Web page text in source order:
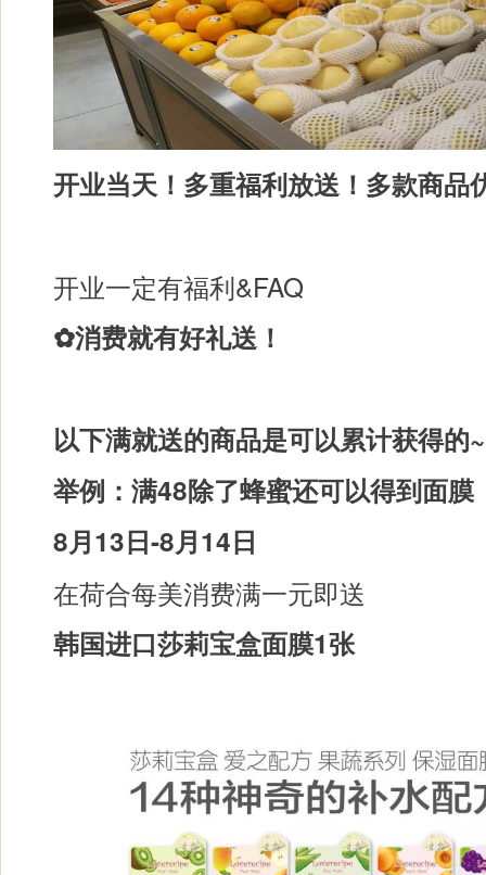
开业当天！多重福利放送！多款商品
开业一定有福利&FAQ
✿消费就有好礼送！
以下满就送的商品是可以累计获得的
举例：满48除了蜂蜜还可以得到面膜
8月13日-8月14日
在荷合每美消费满一元即送
韩国进口莎莉宝盒面膜1张